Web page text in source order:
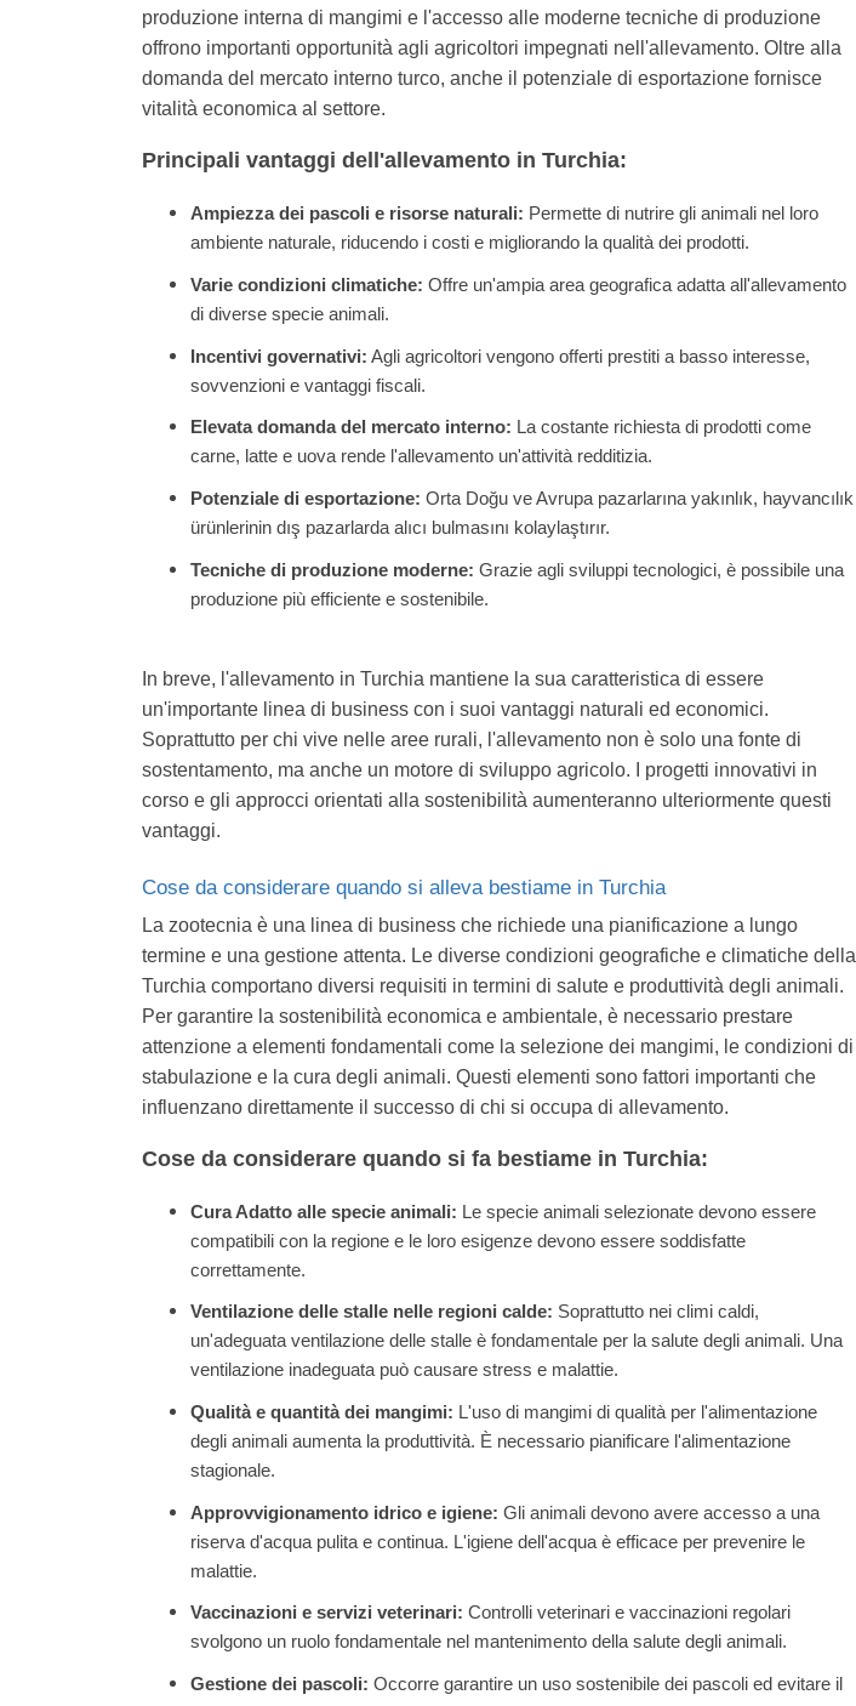
produzione interna di mangimi e l'accesso alle moderne tecniche di produzione
offrono importanti opportunità agli agricoltori impegnati nell'allevamento. Oltre alla
domanda del mercato interno turco, anche il potenziale di esportazione fornisce
vitalità economica al settore.
Principali vantaggi dell'allevamento in Turchia:
Ampiezza dei pascoli e risorse naturali: Permette di nutrire gli animali nel loro
ambiente naturale, riducendo i costi e migliorando la qualità dei prodotti.
Varie condizioni climatiche: Offre un'ampia area geografica adatta all'allevamento
di diverse specie animali.
Incentivi governativi: Agli agricoltori vengono offerti prestiti a basso interesse,
sovvenzioni e vantaggi fiscali.
Elevata domanda del mercato interno: La costante richiesta di prodotti come
carne, latte e uova rende l'allevamento un'attività redditizia.
Potenziale di esportazione: Orta Doğu ve Avrupa pazarlarına yakınlık, hayvancılık
ürünlerinin dış pazarlarda alıcı bulmasını kolaylaştırır.
Tecniche di produzione moderne: Grazie agli sviluppi tecnologici, è possibile una
produzione più efficiente e sostenibile.
In breve, l'allevamento in Turchia mantiene la sua caratteristica di essere
un'importante linea di business con i suoi vantaggi naturali ed economici.
Soprattutto per chi vive nelle aree rurali, l'allevamento non è solo una fonte di
sostentamento, ma anche un motore di sviluppo agricolo. I progetti innovativi in
corso e gli approcci orientati alla sostenibilità aumenteranno ulteriormente questi
vantaggi.
Cose da considerare quando si alleva bestiame in Turchia
La zootecnia è una linea di business che richiede una pianificazione a lungo
termine e una gestione attenta. Le diverse condizioni geografiche e climatiche della
Turchia comportano diversi requisiti in termini di salute e produttività degli animali.
Per garantire la sostenibilità economica e ambientale, è necessario prestare
attenzione a elementi fondamentali come la selezione dei mangimi, le condizioni di
stabulazione e la cura degli animali. Questi elementi sono fattori importanti che
influenzano direttamente il successo di chi si occupa di allevamento.
Cose da considerare quando si fa bestiame in Turchia:
Cura Adatto alle specie animali: Le specie animali selezionate devono essere
compatibili con la regione e le loro esigenze devono essere soddisfatte
correttamente.
Ventilazione delle stalle nelle regioni calde: Soprattutto nei climi caldi,
un'adeguata ventilazione delle stalle è fondamentale per la salute degli animali. Una
ventilazione inadeguata può causare stress e malattie.
Qualità e quantità dei mangimi: L'uso di mangimi di qualità per l'alimentazione
degli animali aumenta la produttività. È necessario pianificare l'alimentazione
stagionale.
Approvvigionamento idrico e igiene: Gli animali devono avere accesso a una
riserva d'acqua pulita e continua. L'igiene dell'acqua è efficace per prevenire le
malattie.
Vaccinazioni e servizi veterinari: Controlli veterinari e vaccinazioni regolari
svolgono un ruolo fondamentale nel mantenimento della salute degli animali.
Gestione dei pascoli: Occorre garantire un uso sostenibile dei pascoli ed evitare il